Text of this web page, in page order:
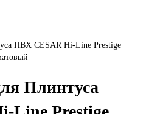
ПВХ CESAR Hi-Line Prestige
Плинтуса